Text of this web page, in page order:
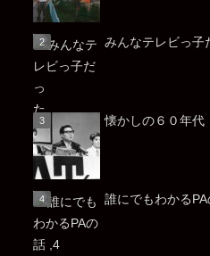
みんなテレ
懐かしの６０年
誰にでもわかる